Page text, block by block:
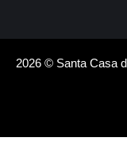
2026 © Santa Casa